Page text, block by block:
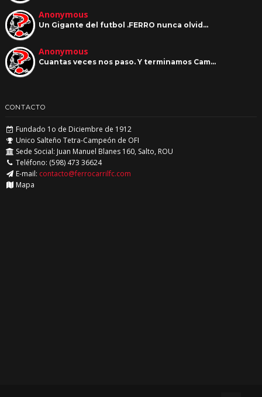
Anonymous
Un Gigante del futbol .FERRO nunca olvid…
Anonymous
Cuantas veces nos paso. Y terminamos Cam…
CONTACTO
Fundado 1o de Diciembre de 1912
Unico Salteño Tetra-Campeón de OFI
Sede Social: Juan Manuel Blanes 160, Salto, ROU
Teléfono: (598) 473 36624
E-mail: contacto@ferrocarrilfc.com
Mapa